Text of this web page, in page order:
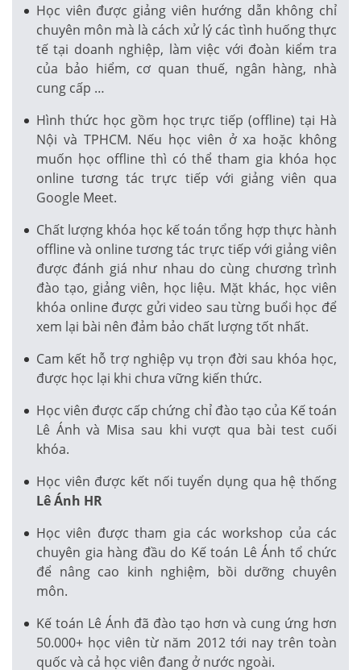
Học viên được giảng viên hướng dẫn không chỉ
chuyên môn mà là cách xử lý các tình huống thực
tế tại doanh nghiệp, làm việc với đoàn kiểm tra
của bảo hiểm, cơ quan thuế, ngân hàng, nhà
cung cấp …
Hình thức học gồm học trực tiếp (offline) tại Hà
Nội và TPHCM. Nếu học viên ở xa hoặc không
muốn học offline thì có thể tham gia khóa học
online tương tác trực tiếp với giảng viên qua
Google Meet.
Chất lượng khóa học kế toán tổng hợp thực hành
offline và online tương tác trực tiếp với giảng viên
được đánh giá như nhau do cùng chương trình
đào tạo, giảng viên, học liệu. Mặt khác, học viên
khóa online được gửi video sau từng buổi học để
xem lại bài nên đảm bảo chất lượng tốt nhất.
Cam kết hỗ trợ nghiệp vụ trọn đời sau khóa học,
được học lại khi chưa vững kiến thức.
Học viên được cấp chứng chỉ đào tạo của Kế toán
Lê Ánh và Misa sau khi vượt qua bài test cuối
khóa.
Học viên được kết nối tuyển dụng qua hệ thống
Lê Ánh HR
Học viên được tham gia các workshop của các
chuyên gia hàng đầu do Kế toán Lê Ánh tổ chức
để nâng cao kinh nghiệm, bồi dưỡng chuyên
môn.
Kế toán Lê Ánh đã đào tạo hơn và cung ứng hơn
50.000+ học viên từ năm 2012 tới nay trên toàn
quốc và cả học viên đang ở nước ngoài.